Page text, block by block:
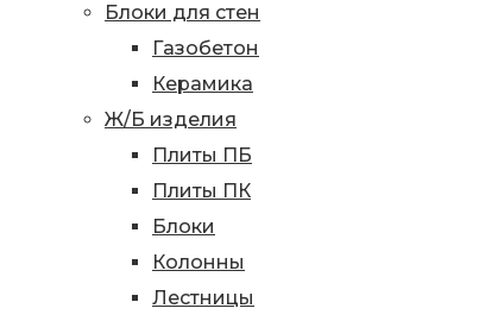
Блоки для стен
Газобетон
Керамика
Ж/Б изделия
Плиты ПБ
Плиты ПК
Блоки
Колонны
Лестницы